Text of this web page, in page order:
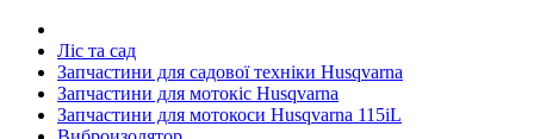
Ліс та сад
Запчастини для садової техніки Husqvarna
Запчастини для мотокіс Husqvarna
Запчастини для мотокоси Husqvarna 115iL